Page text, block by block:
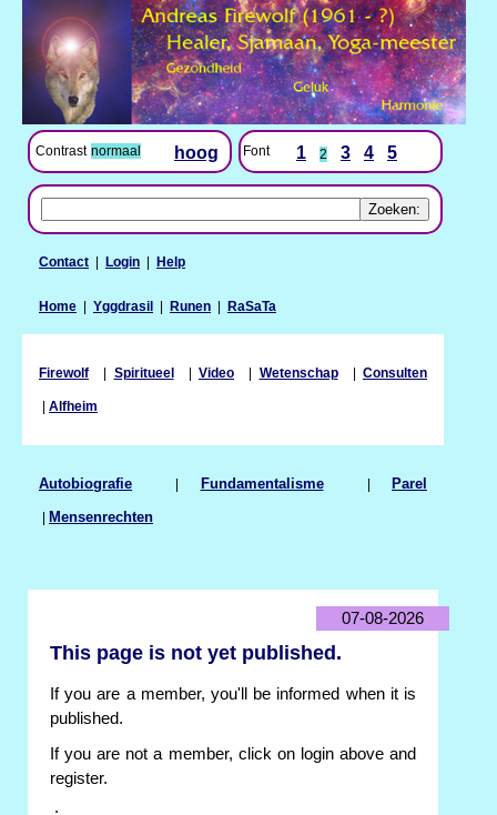
Contrast normaal hoog Font 1 2 3 4 5
Contact | Login | Help
Home | Yggdrasil | Runen | RaSaTa
Firewolf | Spiritueel| Video | Wetenschap| Consulten
| Alfheim
Autobiografie | Fundamentalisme| Parel
| Mensenrechten
07-08-2026
This page is not yet published.
If you are a member, you'll be informed when it is
published.
If you are not a member, click on login above and
register.